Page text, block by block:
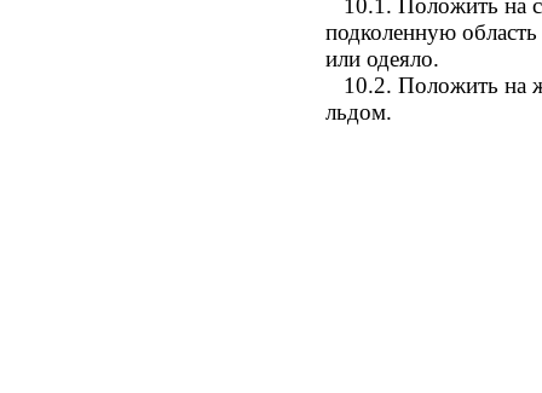
10.1. Положить на
подколенную
или одеяло.
10.2. Положить на
льдом.